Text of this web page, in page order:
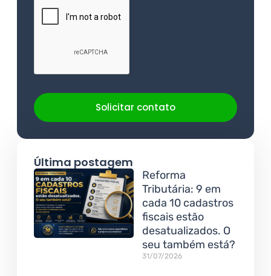
Solicitar contato
Última postagem
Reforma
Tributária: 9 em
cada 10 cadastros
fiscais estão
desatualizados. O
seu também está?
31/07/2026